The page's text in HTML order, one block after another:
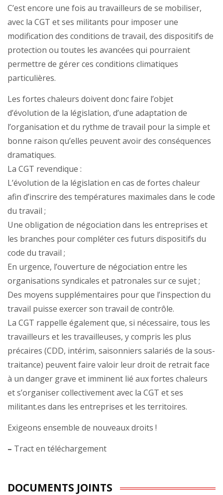
C’est encore une fois au travailleurs de se mobiliser,
avec la CGT et ses militants pour imposer une
modification des conditions de travail, des dispositifs de
protection ou toutes les avancées qui pourraient
permettre de gérer ces conditions climatiques
particulières.
Les fortes chaleurs doivent donc faire l’objet
d’évolution de la législation, d’une adaptation de
l’organisation et du rythme de travail pour la simple et
bonne raison qu’elles peuvent avoir des conséquences
dramatiques.
La CGT revendique :
L’évolution de la législation en cas de fortes chaleur
afin d’inscrire des températures maximales dans le code
du travail ;
Une obligation de négociation dans les entreprises et
les branches pour compléter ces futurs dispositifs du
code du travail ;
En urgence, l’ouverture de négociation entre les
organisations syndicales et patronales sur ce sujet ;
Des moyens supplémentaires pour que l’inspection du
travail puisse exercer son travail de contrôle.
La CGT rappelle également que, si nécessaire, tous les
travailleurs et les travailleuses, y compris les plus
précaires (CDD, intérim, saisonniers salariés de la sous-
traitance) peuvent faire valoir leur droit de retrait face
à un danger grave et imminent lié aux fortes chaleurs
et s’organiser collectivement avec la CGT et ses
militant.es dans les entreprises et les territoires.
Exigeons ensemble de nouveaux droits !
– Tract en téléchargement
DOCUMENTS JOINTS